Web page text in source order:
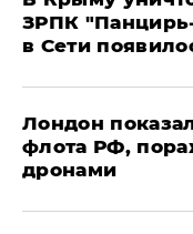
ЗРПК
в Сети
Лондон
флота РФ,
дронами